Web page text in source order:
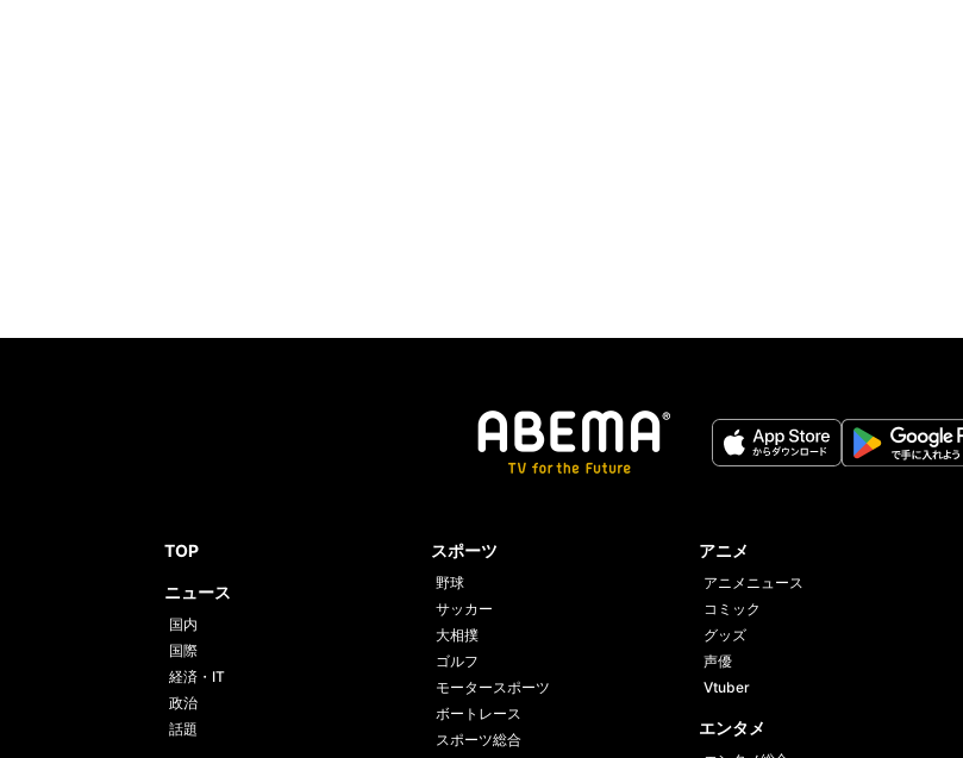
TOP
ニュース
国内
国際
経済・IT
政治
話題
スポーツ
野球
サッカー
大相撲
ゴルフ
モータースポーツ
ボートレース
スポーツ総合
アニメ
アニメニュース
コミック
グッズ
声優
Vtuber
エンタメ